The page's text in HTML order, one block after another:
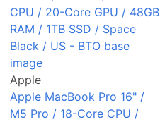
Apple
Apple MacBook Pro 16" /
M5 Pro / 18-Core CPU /